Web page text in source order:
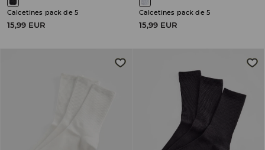
Calcetines pack de 5
15,99 EUR
Calcetines pack de 5
15,99 EUR